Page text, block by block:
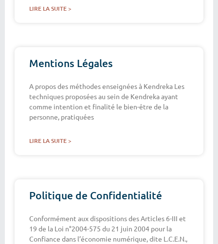
LIRE LA SUITE >
Mentions Légales
A propos des méthodes enseignées à Kendreka Les
techniques proposées au sein de Kendreka ayant
comme intention et finalité le bien-être de la
personne, pratiquées
LIRE LA SUITE >
Politique de Confidentialité
Conformément aux dispositions des Articles 6-III et
19 de la Loi n°2004-575 du 21 juin 2004 pour la
Confiance dans l’économie numérique, dite L.C.E.N.,